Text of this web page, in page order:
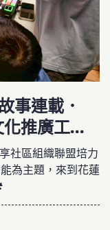
事連載．
推廣工作
社區組織聯盟培力
為主題，來到花蓮